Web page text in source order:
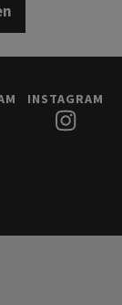
INSTAGRAM